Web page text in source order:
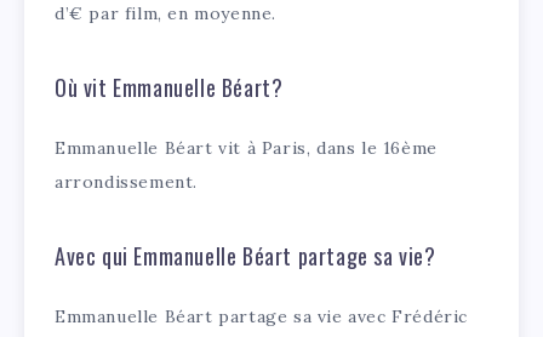
d’€ par film, en moyenne.
Où vit Emmanuelle Béart?
Emmanuelle Béart vit à Paris, dans le 16ème
arrondissement.
Avec qui Emmanuelle Béart partage sa vie?
Emmanuelle Béart partage sa vie avec Frédéric